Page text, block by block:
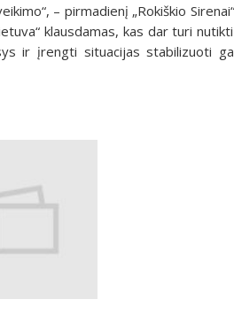
– pirmadienį „Rokiškio
klausdamas, kas dar turi
ir įrengti situacijas stabilizuoti